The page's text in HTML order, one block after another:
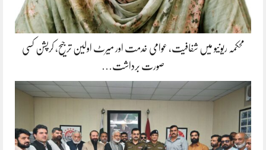
محکمہ ریونیو میں شفافیت، عوامی خدمت اور میرٹ اولین ترجیح، کرپشن کسی
صورت برداشت…